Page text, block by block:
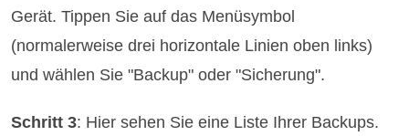
Gerät. Tippen Sie auf das Menüsymbol
(normalerweise drei horizontale Linien oben links)
und wählen Sie "Backup" oder "Sicherung".
Schritt 3: Hier sehen Sie eine Liste Ihrer Backups.